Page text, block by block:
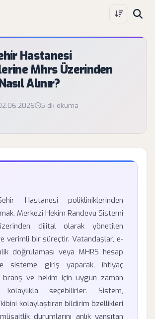
Hastanesi
Mhrs Üzerinden
Alınır?
5 dk okuma
Hastanesi polikliniklerinden
Merkezi Hekim Randevu Sistemi
dijital olarak yönetilen
verimli bir süreçtir. Vatandaşlar, e-
doğrulaması veya MHRS hesap
sisteme giriş yaparak, ihtiyaç
branş ve hekim için uygun zaman
kolaylıkla seçebilirler. Sistem,
kolaylaştıran bildirim özellikleri
durumlarını anlık yansıtan